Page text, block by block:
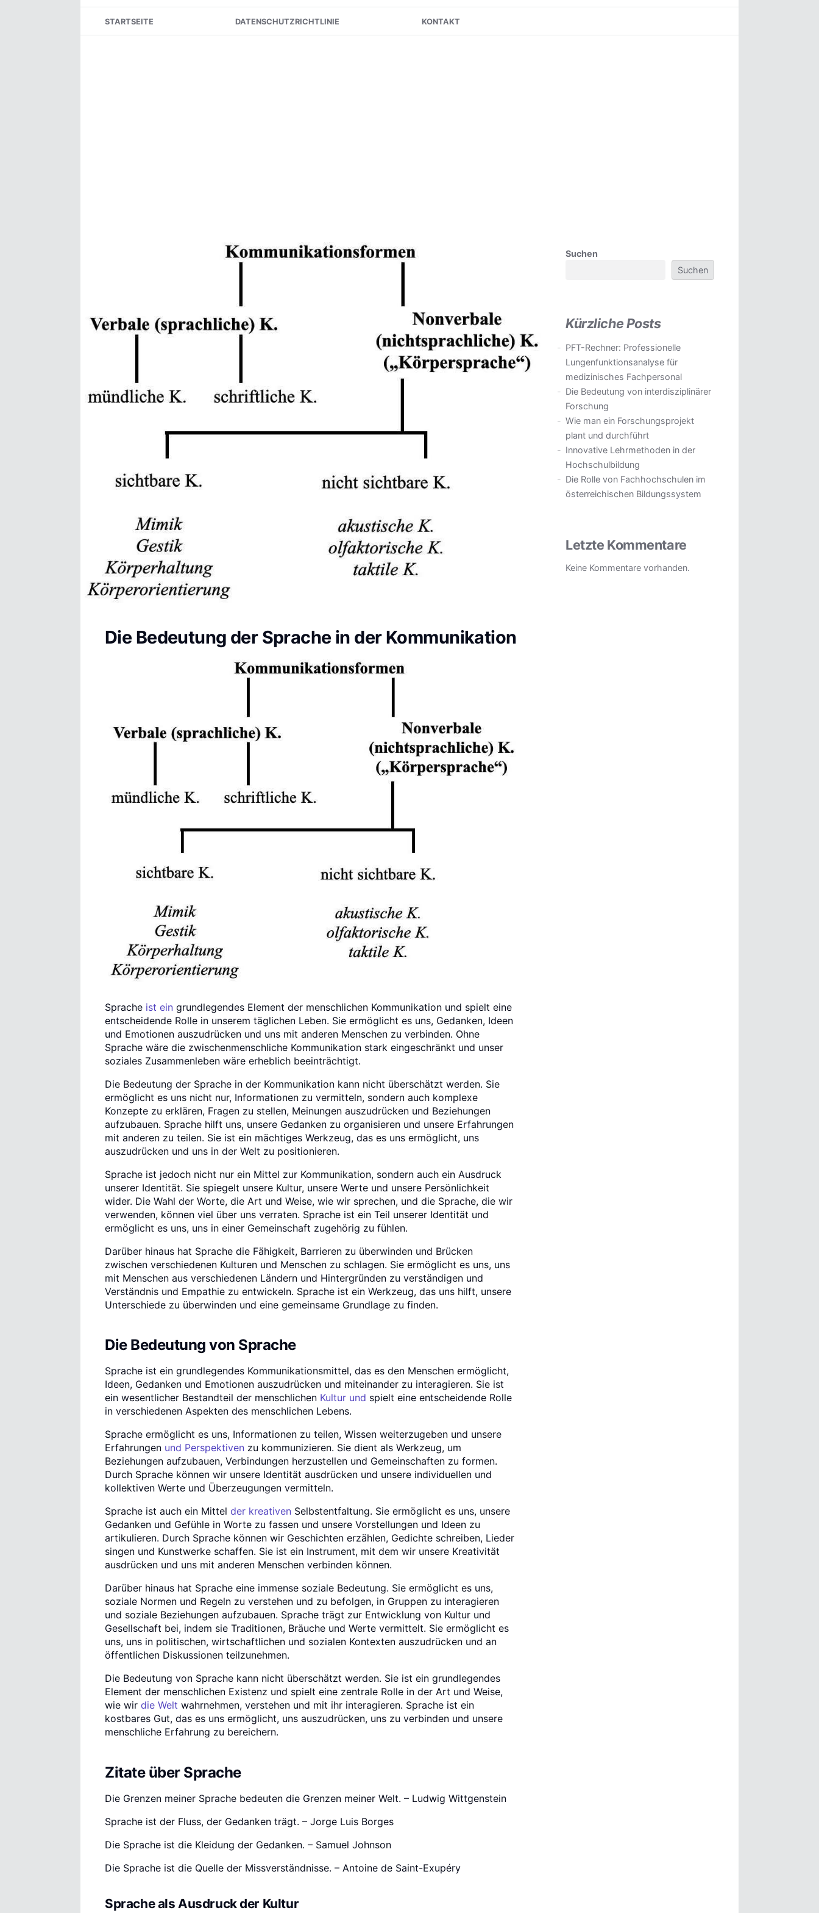
to
STARTSEITE DATENSCHUTZRICHTLINIE KONTAKT
Die Bedeutung der Sprache in der Kommunikation
Sprache ist ein grundlegendes Element der menschlichen Kommunikation und spielt eine
entscheidende Rolle in unserem täglichen Leben. Sie ermöglicht es uns, Gedanken, Ideen
und Emotionen auszudrücken und uns mit anderen Menschen zu verbinden. Ohne
Sprache wäre die zwischenmenschliche Kommunikation stark eingeschränkt und unser
soziales Zusammenleben wäre erheblich beeinträchtigt.
Die Bedeutung der Sprache in der Kommunikation kann nicht überschätzt werden. Sie
ermöglicht es uns nicht nur, Informationen zu vermitteln, sondern auch komplexe
Konzepte zu erklären, Fragen zu stellen, Meinungen auszudrücken und Beziehungen
aufzubauen. Sprache hilft uns, unsere Gedanken zu organisieren und unsere Erfahrungen
mit anderen zu teilen. Sie ist ein mächtiges Werkzeug, das es uns ermöglicht, uns
auszudrücken und uns in der Welt zu positionieren.
Sprache ist jedoch nicht nur ein Mittel zur Kommunikation, sondern auch ein Ausdruck
unserer Identität. Sie spiegelt unsere Kultur, unsere Werte und unsere Persönlichkeit
wider. Die Wahl der Worte, die Art und Weise, wie wir sprechen, und die Sprache, die wir
verwenden, können viel über uns verraten. Sprache ist ein Teil unserer Identität und
ermöglicht es uns, uns in einer Gemeinschaft zugehörig zu fühlen.
Darüber hinaus hat Sprache die Fähigkeit, Barrieren zu überwinden und Brücken
zwischen verschiedenen Kulturen und Menschen zu schlagen. Sie ermöglicht es uns, uns
mit Menschen aus verschiedenen Ländern und Hintergründen zu verständigen und
Verständnis und Empathie zu entwickeln. Sprache ist ein Werkzeug, das uns hilft, unsere
Unterschiede zu überwinden und eine gemeinsame Grundlage zu finden.
Die Bedeutung von Sprache
Sprache ist ein grundlegendes Kommunikationsmittel, das es den Menschen ermöglicht,
Ideen, Gedanken und Emotionen auszudrücken und miteinander zu interagieren. Sie ist
ein wesentlicher Bestandteil der menschlichen Kultur und spielt eine entscheidende Rolle
in verschiedenen Aspekten des menschlichen Lebens.
Sprache ermöglicht es uns, Informationen zu teilen, Wissen weiterzugeben und unsere
Erfahrungen und Perspektiven zu kommunizieren. Sie dient als Werkzeug, um
Beziehungen aufzubauen, Verbindungen herzustellen und Gemeinschaften zu formen.
Durch Sprache können wir unsere Identität ausdrücken und unsere individuellen und
kollektiven Werte und Überzeugungen vermitteln.
Sprache ist auch ein Mittel der kreativen Selbstentfaltung. Sie ermöglicht es uns, unsere
Gedanken und Gefühle in Worte zu fassen und unsere Vorstellungen und Ideen zu
artikulieren. Durch Sprache können wir Geschichten erzählen, Gedichte schreiben, Lieder
singen und Kunstwerke schaffen. Sie ist ein Instrument, mit dem wir unsere Kreativität
ausdrücken und uns mit anderen Menschen verbinden können.
Darüber hinaus hat Sprache eine immense soziale Bedeutung. Sie ermöglicht es uns,
soziale Normen und Regeln zu verstehen und zu befolgen, in Gruppen zu interagieren
und soziale Beziehungen aufzubauen. Sprache trägt zur Entwicklung von Kultur und
Gesellschaft bei, indem sie Traditionen, Bräuche und Werte vermittelt. Sie ermöglicht es
uns, uns in politischen, wirtschaftlichen und sozialen Kontexten auszudrücken und an
öffentlichen Diskussionen teilzunehmen.
Die Bedeutung von Sprache kann nicht überschätzt werden. Sie ist ein grundlegendes
Element der menschlichen Existenz und spielt eine zentrale Rolle in der Art und Weise,
wie wir die Welt wahrnehmen, verstehen und mit ihr interagieren. Sprache ist ein
kostbares Gut, das es uns ermöglicht, uns auszudrücken, uns zu verbinden und unsere
menschliche Erfahrung zu bereichern.
Zitate über Sprache
Die Grenzen meiner Sprache bedeuten die Grenzen meiner Welt. – Ludwig Wittgenstein
Sprache ist der Fluss, der Gedanken trägt. – Jorge Luis Borges
Die Sprache ist die Kleidung der Gedanken. – Samuel Johnson
Die Sprache ist die Quelle der Missverständnisse. – Antoine de Saint-Exupéry
Sprache als Ausdruck der Kultur
Suchen
Suchen
Kürzliche Posts
PFT-Rechner: Professionelle
Lungenfunktionsanalyse für
medizinisches Fachpersonal
Die Bedeutung von interdisziplinärer
Forschung
Wie man ein Forschungsprojekt
plant und durchführt
Innovative Lehrmethoden in der
Hochschulbildung
Die Rolle von Fachhochschulen im
österreichischen Bildungssystem
Letzte Kommentare
Keine Kommentare vorhanden.